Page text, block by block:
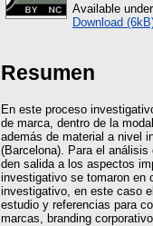
Available
Download
Resumen
En este proceso
de marca, dentro de la
además de material a nivel
(Barcelona). Para el
den salida a los aspectos
investigativo se tomaron en
investigativo, en este caso
estudio y referencias para
marcas, branding